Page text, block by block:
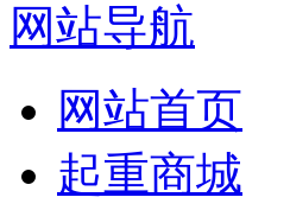
网站导航
网站首页
起重商城